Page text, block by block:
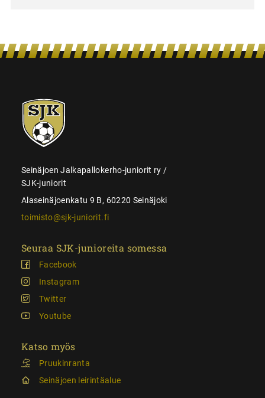
SJK-
juniorit
Seinäjoen Jalkapallokerho-juniorit ry /
SJK-juniorit
Alaseinäjoenkatu 9 B, 60220 Seinäjoki
toimisto@sjk-juniorit.fi
Seuraa SJK-junioreita somessa
Facebook
Instagram
Twitter
Youtube
Katso myös
Pruukinranta
Seinäjoen leirintäalue